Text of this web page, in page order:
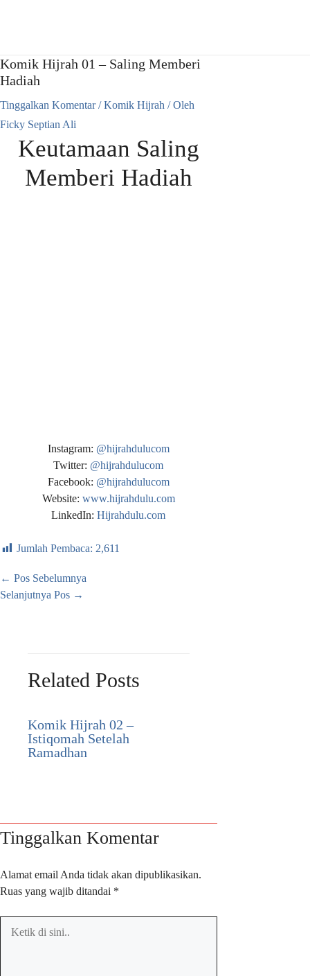
Komik Hijrah 01 – Saling Memberi
Hadiah
Tinggalkan Komentar /Komik Hijrah / Oleh
Ficky Septian Ali
Keutamaan Saling
Memberi Hadiah
Instagram: @hijrahdulucom
Twitter: @hijrahdulucom
Facebook: @hijrahdulucom
Website: www.hijrahdulu.com
LinkedIn:Hijrahdulu.com
Jumlah Pembaca: 2,611
← Pos Sebelumnya
Selanjutnya Pos →
Related Posts
Komik Hijrah 02 –
Istiqomah Setelah
Ramadhan
Tinggalkan Komentar
Alamat email Anda tidak akan dipublikasikan.
Ruas yang wajib ditandai *